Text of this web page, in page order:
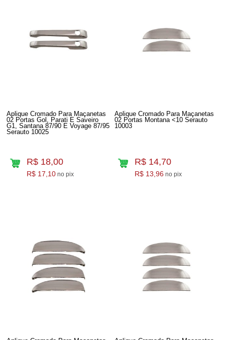
Aplique Cromado Para Maçanetas
02 Portas Gol, Parati E Saveiro
G1, Santana 87/90 E Voyage 87/95
Serauto 10025
R$ 18,00
R$ 17,10 no pix
Aplique Cromado Para Maçanetas
02 Portas Montana <10 Serauto
10003
R$ 14,70
R$ 13,96 no pix